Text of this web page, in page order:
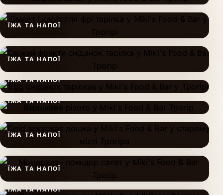
ЇЖА ТА НАПОЇ
ЇЖА ТА НАПОЇ
ЇЖА ТА НАПОЇ
ЇЖА ТА НАПОЇ
ЇЖА ТА НАПОЇ
ЇЖА ТА НАПОЇ
ЇЖА ТА НАПОЇ